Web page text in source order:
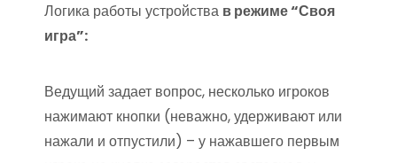
Логика работы устройства в режиме “Своя
игра”:
Ведущий задает вопрос, несколько игроков
нажимают кнопки (неважно, удерживают или
нажали и отпустили) – у нажавшего первым